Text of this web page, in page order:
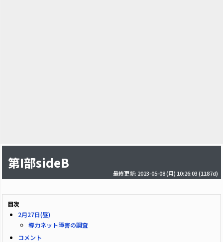
第I部sideB
最終更新: 2023-05-08 (月) 10:26:03(1187d)
目次
2月27日(昼)
導力ネット障害の調査
コメント